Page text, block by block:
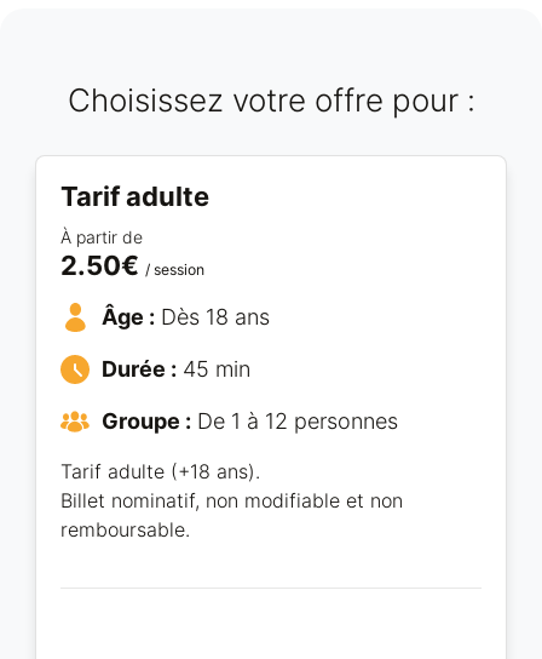
Choisissez votre offre pour :
Tarif adulte
À partir de
2.50€ / session
Âge : Dès 18 ans
Durée : 45 min
Groupe : De 1 à 12 personnes
Tarif adulte (+18 ans).
Billet nominatif, non modifiable et non
remboursable.